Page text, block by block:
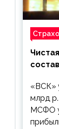
«ВСК»
млрд р.
МСФО у